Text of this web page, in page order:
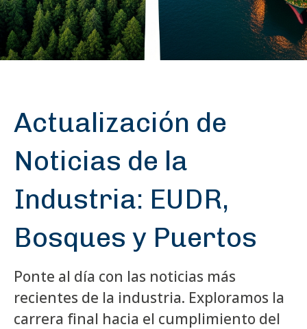
Actualización de
Noticias de la
Industria: EUDR,
Bosques y Puertos
Ponte al día con las noticias más
recientes de la industria. Exploramos la
carrera final hacia el cumplimiento del